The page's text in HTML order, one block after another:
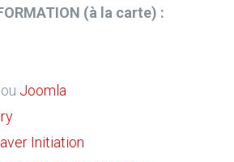
(à la carte) :
ou Joomla
Initiation